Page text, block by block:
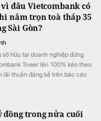
đâu Vietcombank có
nắm trọn toà tháp 35
Sài Gòn?
sở hữu tại doanh nghiệp đứng
Tower lên 100% kéo theo
lãi thuần đáng kể trên báo cáo
đồng trong nửa cuối